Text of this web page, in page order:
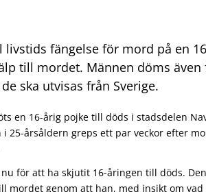
livstids fängelse för mord på en
till mordet. Männen döms
ska utvisas från Sverige.
en 16-årig pojke till döds i stadsdelen
i 25-årsåldern greps ett par veckor efter
nu för att ha skjutit 16-åringen till döds.
mordet genom att han, med insikt om vad